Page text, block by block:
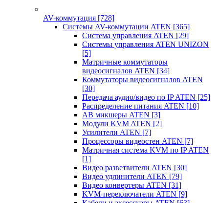
AV-коммутация [728]
Системы AV-коммутации ATEN [365]
Система управления ATEN [29]
Системы управления ATEN UNIZON
[5]
Матричные коммутаторы
видеосигналов ATEN [34]
Коммутаторы видеосигналов ATEN
[30]
Передача аудио/видео по IP ATEN [25]
Распределение питания ATEN [10]
АВ микшеры ATEN [3]
Модули KVM ATEN [2]
Усилители ATEN [7]
Процессоры видеостен ATEN [7]
Матричная система KVM по IP ATEN
[1]
Видео разветвители ATEN [30]
Видео удлинители ATEN [79]
Видео конвертеры ATEN [31]
KVM-переключатели ATEN [9]